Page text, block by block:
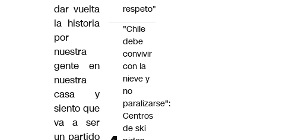
dar vuelta
la historia
por
nuestra
gente en
nuestra
casa y
siento que
va a ser
un partido
respeto"
"Chile
debe
convivir
con la
nieve y
no
paralizarse":
Centros
de ski